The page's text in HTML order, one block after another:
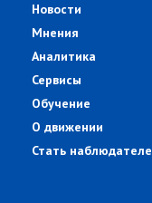
Новости
Мнения
Аналитика
Сервисы
Обучение
О движении
Стать